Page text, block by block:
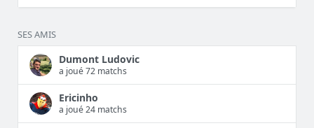
SES AMIS
Dumont Ludovic
a joué 72 matchs
Ericinho
a joué 24 matchs